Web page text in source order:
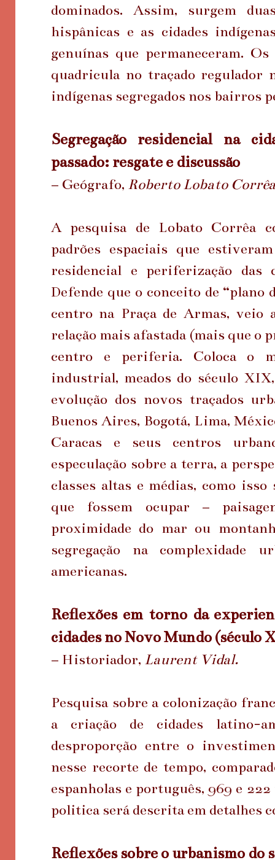
dominados. Assim, surgem
hispânicas e as cidades
genuínas que permaneceram.
quadricula no traçado regulador
indígenas segregados nos bairros
Segregação residencial na
passado: resgate e discussão
– Geógrafo, Roberto Lobato
A pesquisa de Lobato Corrêa
padrões espaciais que
residencial e periferização das
Defende que o conceito de “plano
centro na Praça de Armas, veio
relação mais afastada (mais que
centro e periferia. Coloca o
industrial, meados do século
evolução dos novos traçados
Buenos Aires, Bogotá, Lima,
Caracas e seus centros
especulação sobre a terra, a
classes altas e médias, como
que fossem ocupar –
proximidade do mar ou
segregação na complexidade
americanas.
Reflexões em torno da
cidades no Novo Mundo
– Historiador, Laurent Vidal.
Pesquisa sobre a colonização
a criação de cidades latino-
desproporção entre o
nesse recorte de tempo,
espanholas e português, 969 e
politica será descrita em detalhes
Reflexões sobre o urbanismo do